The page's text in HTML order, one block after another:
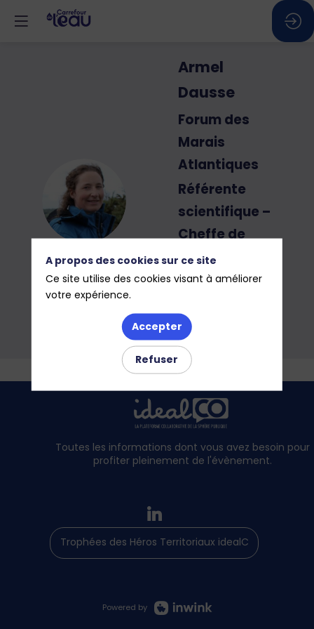
AD
Armel
Dausse
Forum des
Marais
Atlantiques
Référente
scientifique –
Cheffe de
projet
restauration
humides
Toutes les informations dont vous avez besoin pour
profiter pleinement de l'évènement.
Trophées des Héros Territoriaux idealCO
Powered by
A propos des cookies sur ce site
Ce site utilise des cookies visant à améliorer
votre expérience.
Accepter
Refuser